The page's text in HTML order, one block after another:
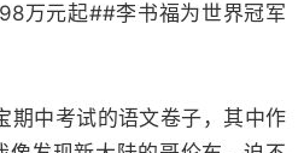
万元起##李书福为世界冠军
期中考试的语文卷子，其中作